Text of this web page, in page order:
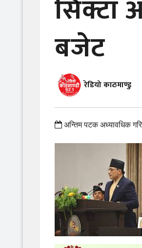
सिक्टा
बजेट
रेडियो काठमाण्डु
अन्तिम पटक अध्यावधिक